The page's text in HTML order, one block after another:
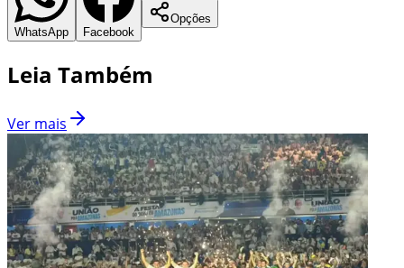
WhatsApp Facebook
Opções
Leia Também
Ver mais